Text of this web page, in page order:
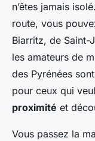
n’êtes jamais
route, vous
Biarritz, de Saint-
les amateurs de
des Pyrénées
pour ceux qui
proximité et
Vous passez la